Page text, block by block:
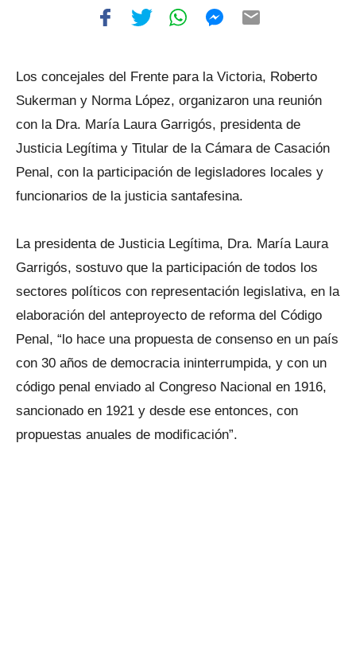
Los concejales del Frente para la Victoria, Roberto
Sukerman y Norma López, organizaron una reunión
con la Dra. María Laura Garrigós, presidenta de
Justicia Legítima y Titular de la Cámara de Casación
Penal, con la participación de legisladores locales y
funcionarios de la justicia santafesina.
La presidenta de Justicia Legítima, Dra. María Laura
Garrigós, sostuvo que la participación de todos los
sectores políticos con representación legislativa, en la
elaboración del anteproyecto de reforma del Código
Penal, “lo hace una propuesta de consenso en un país
con 30 años de democracia ininterrumpida, y con un
código penal enviado al Congreso Nacional en 1916,
sancionado en 1921 y desde ese entonces, con
propuestas anuales de modificación”.